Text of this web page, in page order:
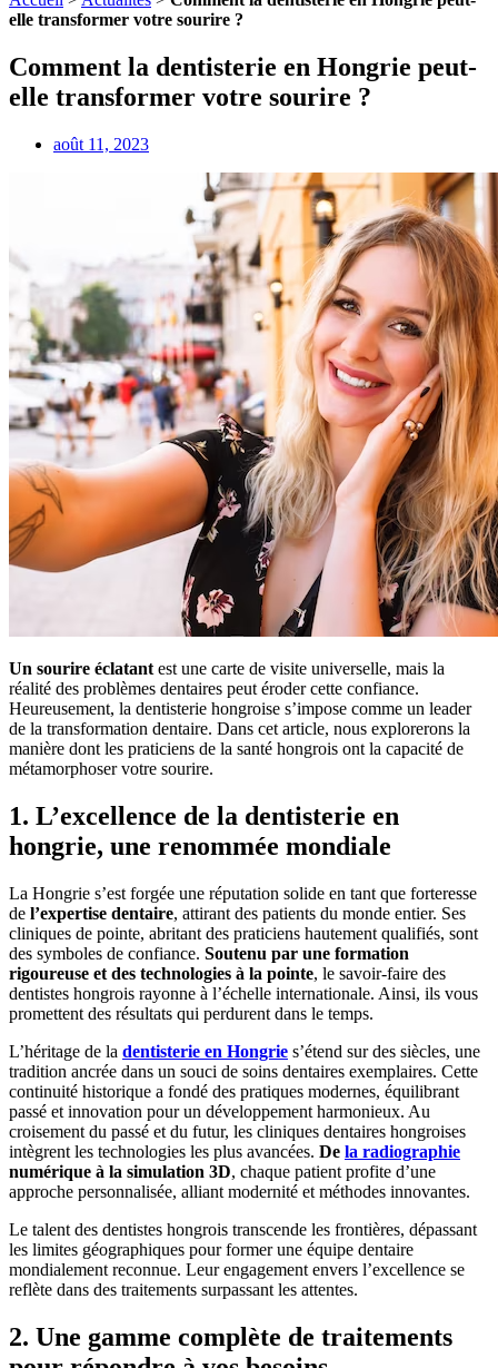
elle transformer votre sourire ?
Comment la dentisterie en Hongrie peut-
elle transformer votre sourire ?
août 11, 2023
Un sourire éclatant est une carte de visite universelle, mais la
réalité des problèmes dentaires peut éroder cette confiance.
Heureusement, la dentisterie hongroise s’impose comme un leader
de la transformation dentaire. Dans cet article, nous explorerons la
manière dont les praticiens de la santé hongrois ont la capacité de
métamorphoser votre sourire.
1. L’excellence de la dentisterie en
hongrie, une renommée mondiale
La Hongrie s’est forgée une réputation solide en tant que forteresse
de l’expertise dentaire, attirant des patients du monde entier. Ses
cliniques de pointe, abritant des praticiens hautement qualifiés, sont
des symboles de confiance. Soutenu par une formation
rigoureuse et des technologies à la pointe, le savoir-faire des
dentistes hongrois rayonne à l’échelle internationale. Ainsi, ils vous
promettent des résultats qui perdurent dans le temps.
L’héritage de la dentisterie en Hongrie s’étend sur des siècles, une
tradition ancrée dans un souci de soins dentaires exemplaires. Cette
continuité historique a fondé des pratiques modernes, équilibrant
passé et innovation pour un développement harmonieux. Au
croisement du passé et du futur, les cliniques dentaires hongroises
intègrent les technologies les plus avancées. De la radiographie
numérique à la simulation 3D, chaque patient profite d’une
approche personnalisée, alliant modernité et méthodes innovantes.
Le talent des dentistes hongrois transcende les frontières, dépassant
les limites géographiques pour former une équipe dentaire
mondialement reconnue. Leur engagement envers l’excellence se
reflète dans des traitements surpassant les attentes.
2. Une gamme complète de traitements